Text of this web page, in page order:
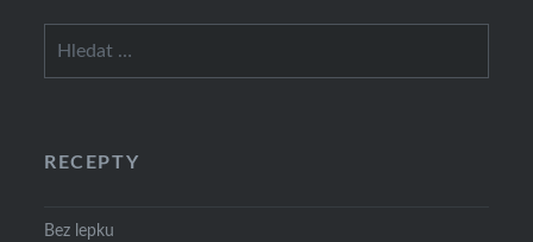
RECEPTY
Bez lepku